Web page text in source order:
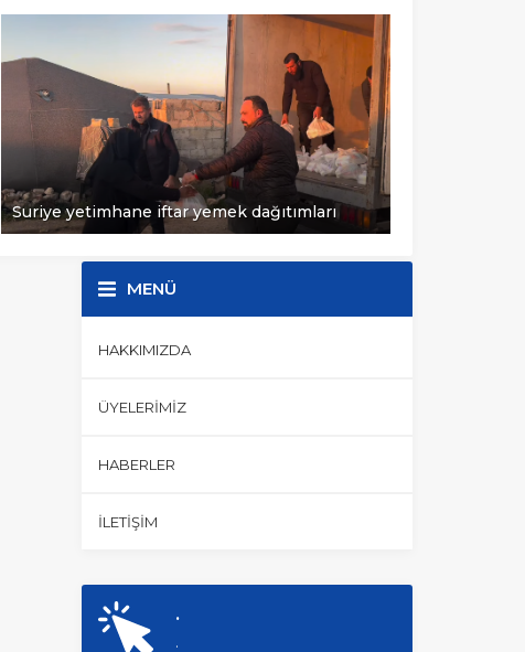
iftar yemek dağıtımları Atakum
MENÜ
HAKKIMIZDA
ÜYELERIMIZ
HABERLER
İLETIŞIM
.
.